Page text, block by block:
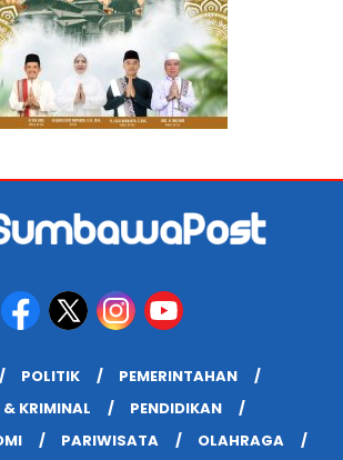
POLITIK
PEMERINTAHAN
KRIMINAL
PENDIDIKAN
PARIWISATA OLAHRAGA